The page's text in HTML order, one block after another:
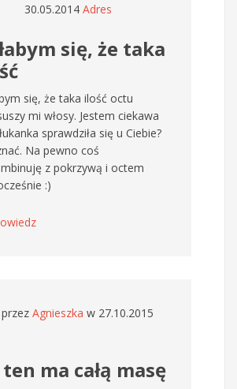
30.05.2014 Adres
się, że taka
się, że taka ilość octu
mi włosy. Jestem ciekawa
sprawdziła się u Ciebie?
Na pewno coś
z pokrzywą i octem
:)
przez Agnieszka w 27.10.2015
ma całą masę